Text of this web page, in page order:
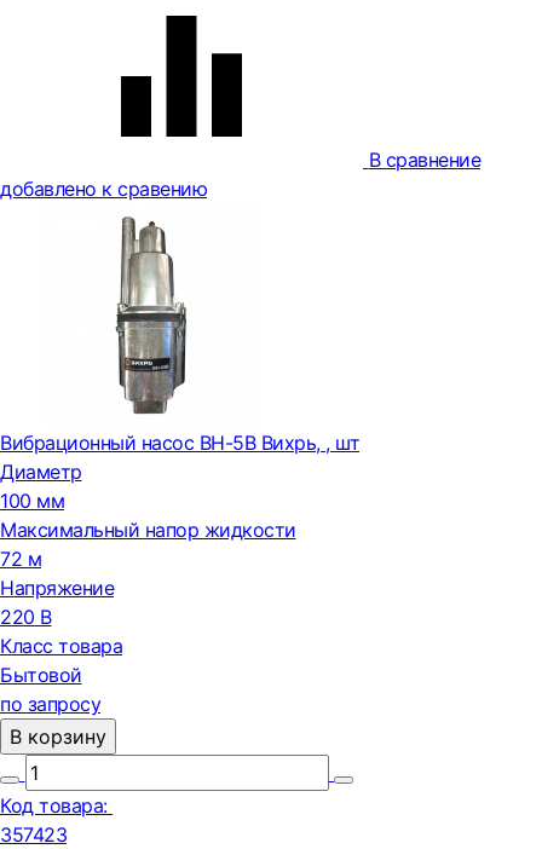
В сравнение
добавлено к сравению
Вибрационный насос ВН-5В Вихрь, , шт
Диаметр
100 мм
Максимальный напор жидкости
72 м
Напряжение
220 В
Класс товара
Бытовой
по запросу
В корзину
Код товара:
357423